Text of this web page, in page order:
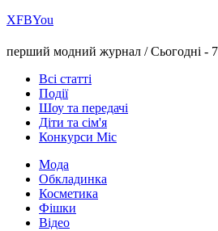
ХFBYou
перший модний журнал /Сьогодні -
Всі статті
Події
Шоу та передачі
Діти та сім'я
Конкурси Міс
Мода
Обкладинка
Косметика
Фішки
Відео